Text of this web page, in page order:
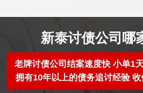
新泰讨债公司哪
老牌讨债公司结案速度快 小单1
拥有10年以上的债务追讨经验